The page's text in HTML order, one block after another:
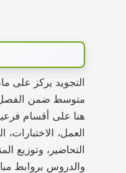
التجويد يركز على
متوسط ضمن الفصل
هنا على أقسام
العمل،
التحاضير، وتوزيع